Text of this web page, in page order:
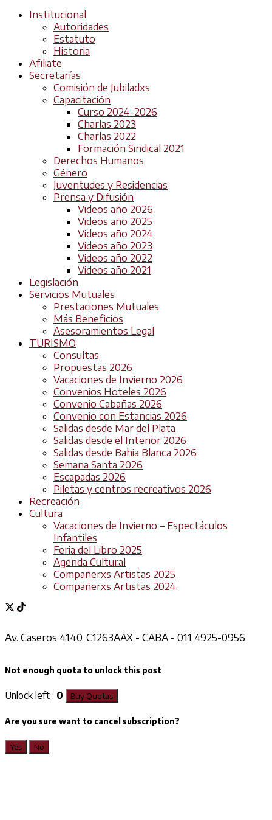
Institucional
Autoridades
Estatuto
Historia
Afiliate
Secretarías
Comisión de Jubiladxs
Capacitación
Curso 2024-2026
Charlas 2023
Charlas 2022
Formación Sindical 2021
Derechos Humanos
Género
Juventudes y Residencias
Prensa y Difusión
Videos año 2026
Videos año 2025
Videos año 2024
Videos año 2023
Videos año 2022
Videos año 2021
Legislación
Servicios Mutuales
Prestaciones Mutuales
Más Beneficios
Asesoramientos Legal
TURISMO
Consultas
Propuestas 2026
Vacaciones de Invierno 2026
Convenios Hoteles 2026
Convenio Cabañas 2026
Convenio con Estancias 2026
Salidas desde Mar del Plata
Salidas desde el Interior 2026
Salidas desde Bahia Blanca 2026
Semana Santa 2026
Escapadas 2026
Piletas y centros recreativos 2026
Recreación
Cultura
Vacaciones de Invierno – Espectáculos
Infantiles
Feria del Libro 2025
Agenda Cultural
Compañerxs Artistas 2025
Compañerxs Artistas 2024
Av. Caseros 4140, C1263AAX - CABA - 011 4925-0956
Not enough quota to unlock this post
Unlock left : 0 Buy Quotas
Are you sure want to cancel subscription?
Yes No